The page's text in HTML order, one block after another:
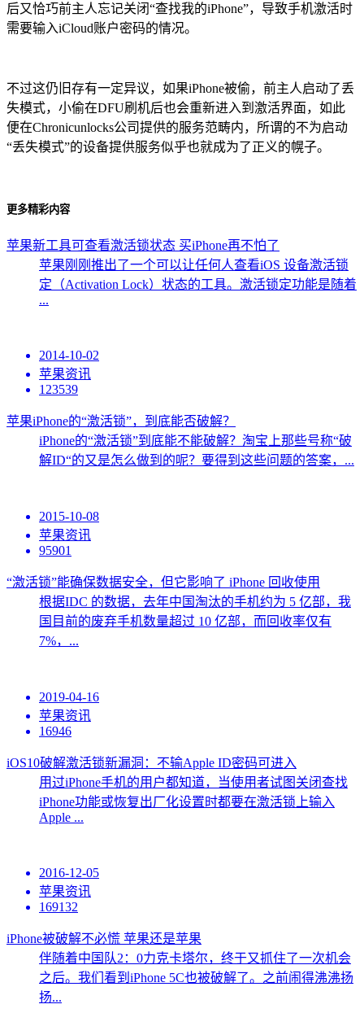
后又恰巧前主人忘记关闭“查找我的iPhone”，导致手机激活时
需要输入iCloud账户密码的情况。
不过这仍旧存有一定异议，如果iPhone被偷，前主人启动了丢
失模式，小偷在DFU刷机后也会重新进入到激活界面，如此
便在Chronicunlocks公司提供的服务范畴内，所谓的不为启动
“丢失模式”的设备提供服务似乎也就成为了正义的幌子。
更多精彩内容
苹果新工具可查看激活锁状态 买iPhone再不怕了
苹果刚刚推出了一个可以让任何人查看iOS 设备激活锁
定（Activation Lock）状态的工具。激活锁定功能是随着
...
2014-10-02
苹果资讯
123539
苹果iPhone的“激活锁”，到底能否破解？
iPhone的“激活锁”到底能不能破解？淘宝上那些号称“破
解ID“的又是怎么做到的呢？要得到这些问题的答案，...
2015-10-08
苹果资讯
95901
“激活锁”能确保数据安全，但它影响了 iPhone 回收使用
根据IDC 的数据，去年中国淘汰的手机约为 5 亿部，我
国目前的废弃手机数量超过 10 亿部，而回收率仅有
7%，...
2019-04-16
苹果资讯
16946
iOS10破解激活锁新漏洞：不输Apple ID密码可进入
用过iPhone手机的用户都知道，当使用者试图关闭查找
iPhone功能或恢复出厂化设置时都要在激活锁上输入
Apple ...
2016-12-05
苹果资讯
169132
iPhone被破解不必慌 苹果还是苹果
伴随着中国队2：0力克卡塔尔，终于又抓住了一次机会
之后。我们看到iPhone 5C也被破解了。之前闹得沸沸扬
扬...